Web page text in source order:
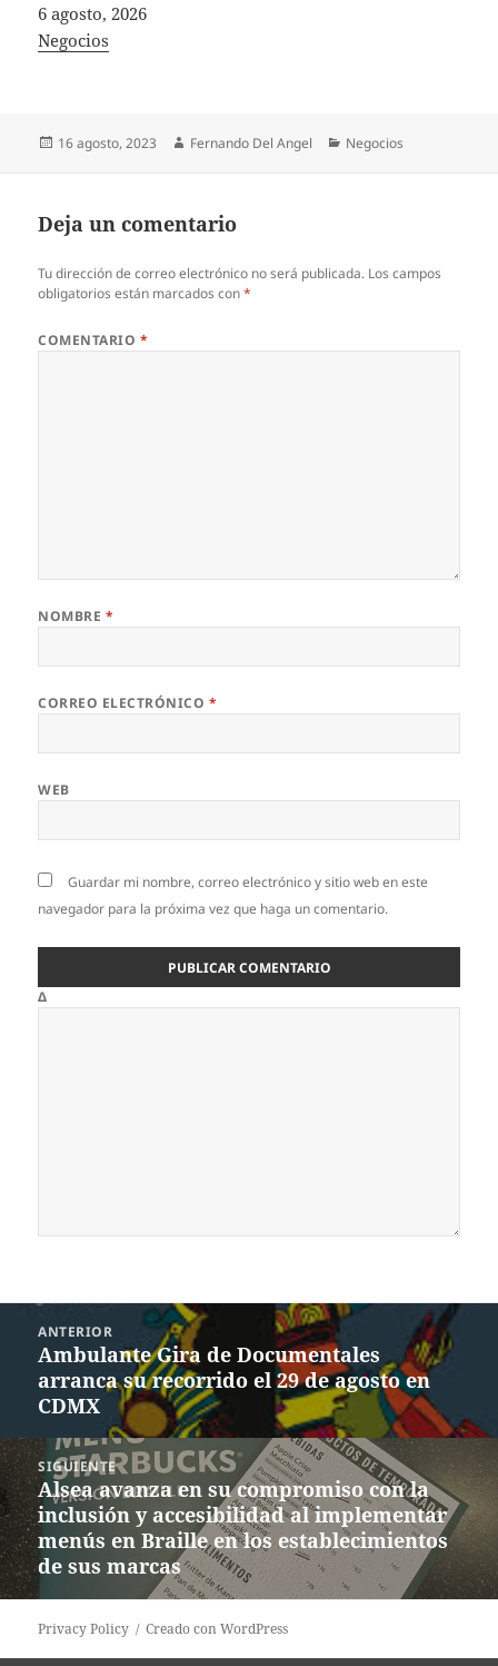
Fecha
6 agosto, 2026
In relation to
Negocios
Publicado
16 agosto, 2023 Autor
Fernando Del Angel Categorías
Negocios
Deja un comentario
Tu dirección de correo electrónico no será publicada. Los campos
obligatorios están marcados con*
COMENTARIO *
NOMBRE *
CORREO ELECTRÓNICO *
WEB
Guardar mi nombre, correo electrónico y sitio web en este
navegador para la próxima vez que haga un comentario.
Δ
entradas
ANTERIOR
Entrada
anterior:
Ambulante Gira de Documentales
arranca su recorrido el 29 de agosto en
CDMX
SIGUIENTE
Siguiente
entrada:
Alsea avanza en su compromiso con la
inclusión y accesibilidad al implementar
menús en Braille en los establecimientos
de sus marcas
Privacy Policy Creado con WordPress